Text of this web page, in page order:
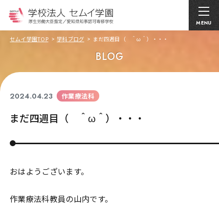
MENU
セムイ学園TOP 学科ブログ まだ四週目（ ＾ω＾）・・・
BLOG
2024.04.23 作業療法科
まだ四週目（ ＾ω＾）・・・
おはようございます。
作業療法科教員の山内です。